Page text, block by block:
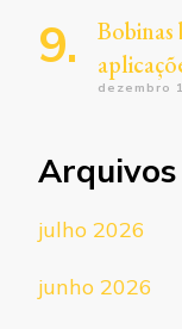
Bobinas
dezembro
Arquivos
julho 2026
junho 2026